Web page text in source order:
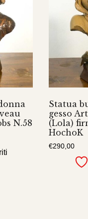
N.58
Statua
gesso
(Lola)
HochoK
€290,00